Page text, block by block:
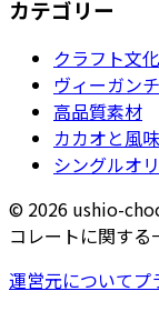
カテゴリー
クラフト文化
ヴィーガン
高品質素材
カカオと風味
シングルオ
© 2026 ushio-
コレートに関する
運営元についてプ